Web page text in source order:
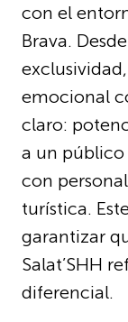
con el
Brava.
emocional
claro:
a un público
con
turística.
garantizar
Salat’SHH
diferencial.